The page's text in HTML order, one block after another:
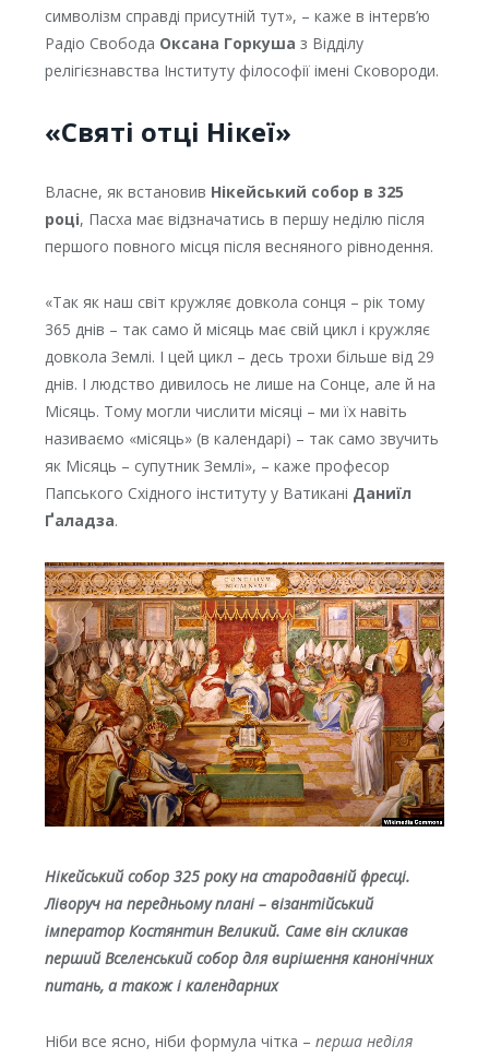
символізм справді присутній тут», – каже в інтерв’ю
Радіо Свобода Оксана Горкуша з Відділу
релігієзнавства Інституту філософії імені Сковороди.
«Святі отці Нікеї»
Власне, як встановив Нікейський собор в 325
році, Пасха має відзначатись в першу неділю після
першого повного місця після весняного рівнодення.
«Так як наш світ кружляє довкола сонця – рік тому
365 днів – так само й місяць має свій цикл і кружляє
довкола Землі. І цей цикл – десь трохи більше від 29
днів. І людство дивилось не лише на Сонце, але й на
Місяць. Тому могли числити місяці – ми їх навіть
називаємо «місяць» (в календарі) – так само звучить
як Місяць – супутник Землі», – каже професор
Папського Східного інституту у Ватикані Даниїл
Ґаладза.
Нікейський собор 325 року на стародавній фресці.
Ліворуч на передньому плані – візантійський
імператор Костянтин Великий. Саме він скликав
перший Вселенський собор для вирішення канонічних
питань, а також і календарних
Ніби все ясно, ніби формула чітка – перша неділя